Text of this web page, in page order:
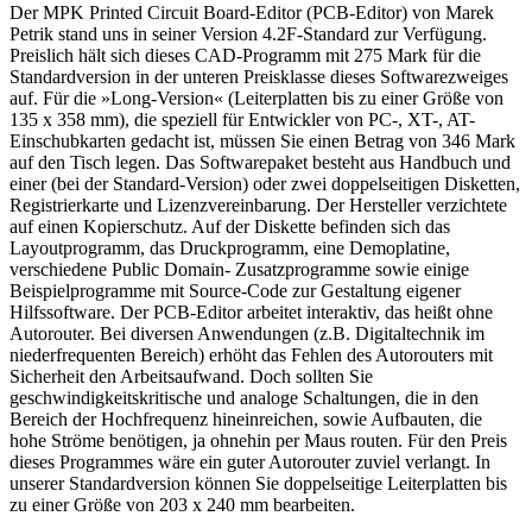
Der MPK Printed Circuit Board-Editor (PCB-Editor) von Marek
Petrik stand uns in seiner Version 4.2F-Standard zur Verfügung.
Preislich hält sich dieses CAD-Programm mit 275 Mark für die
Standardversion in der unteren Preisklasse dieses Softwarezweiges
auf. Für die »Long-Version« (Leiterplatten bis zu einer Größe von
135 x 358 mm), die speziell für Entwickler von PC-, XT-, AT-
Einschubkarten gedacht ist, müssen Sie einen Betrag von 346 Mark
auf den Tisch legen. Das Softwarepaket besteht aus Handbuch und
einer (bei der Standard-Version) oder zwei doppelseitigen Disketten,
Registrierkarte und Lizenzvereinbarung. Der Hersteller verzichtete
auf einen Kopierschutz. Auf der Diskette befinden sich das
Layoutprogramm, das Druckprogramm, eine Demoplatine,
verschiedene Public Domain- Zusatzprogramme sowie einige
Beispielprogramme mit Source-Code zur Gestaltung eigener
Hilfssoftware. Der PCB-Editor arbeitet interaktiv, das heißt ohne
Autorouter. Bei diversen Anwendungen (z.B. Digitaltechnik im
niederfrequenten Bereich) erhöht das Fehlen des Autorouters mit
Sicherheit den Arbeitsaufwand. Doch sollten Sie
geschwindigkeitskritische und analoge Schaltungen, die in den
Bereich der Hochfrequenz hineinreichen, sowie Aufbauten, die
hohe Ströme benötigen, ja ohnehin per Maus routen. Für den Preis
dieses Programmes wäre ein guter Autorouter zuviel verlangt. In
unserer Standardversion können Sie doppelseitige Leiterplatten bis
zu einer Größe von 203 x 240 mm bearbeiten.